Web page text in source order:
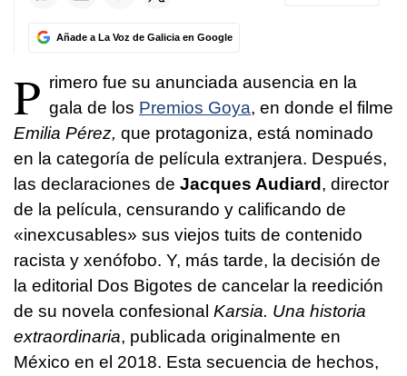
Añade a La Voz de Galicia en Google
P rimero fue su anunciada ausencia en la
gala de los Premios Goya, en donde el filme
Emilia Pérez, que protagoniza, está nominado
en la categoría de película extranjera. Después,
las declaraciones de Jacques Audiard, director
de la película, censurando y calificando de
«inexcusables» sus viejos tuits de contenido
racista y xenófobo. Y, más tarde, la decisión de
la editorial Dos Bigotes de cancelar la reedición
de su novela confesional Karsia. Una historia
extraordinaria, publicada originalmente en
México en el 2018. Esta secuencia de hechos,